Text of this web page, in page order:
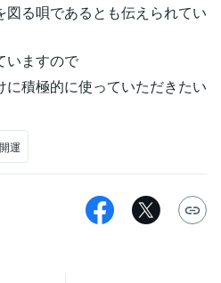
る唄であるとも伝えられてい
いますので
に積極的に使っていただきたい
運